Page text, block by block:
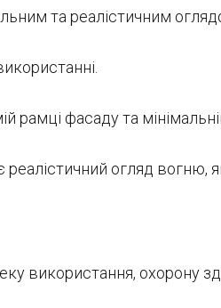
та реалістичним
фасаду та
огляд
використання, охорону